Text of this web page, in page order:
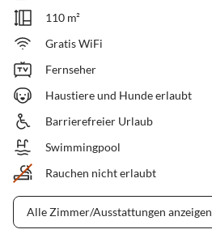
110 m²
Gratis WiFi
Fernseher
Haustiere und Hunde erlaubt
Barrierefreier Urlaub
Swimmingpool
Rauchen nicht erlaubt
Alle Zimmer/Ausstattungen anzeigen